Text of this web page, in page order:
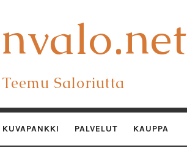
Saloriutta
KUVAPANKKI PALVELUT KAUPPA